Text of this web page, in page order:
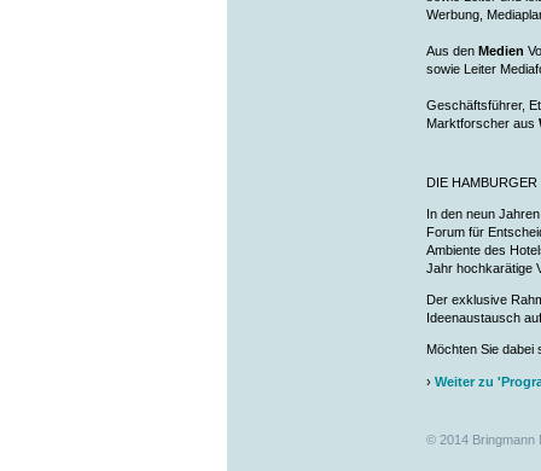
Werbung,
Aus den Medien
sowie Leiter
Geschäftsführer,
Marktforscher aus
DIE HAMBURGER
In den neun
Forum für
Ambiente des
Jahr hochkarätige
Der exklusive
Ideenaustausch
Möchten Sie dabei
› Weiter zu
© 2014 Bringmann